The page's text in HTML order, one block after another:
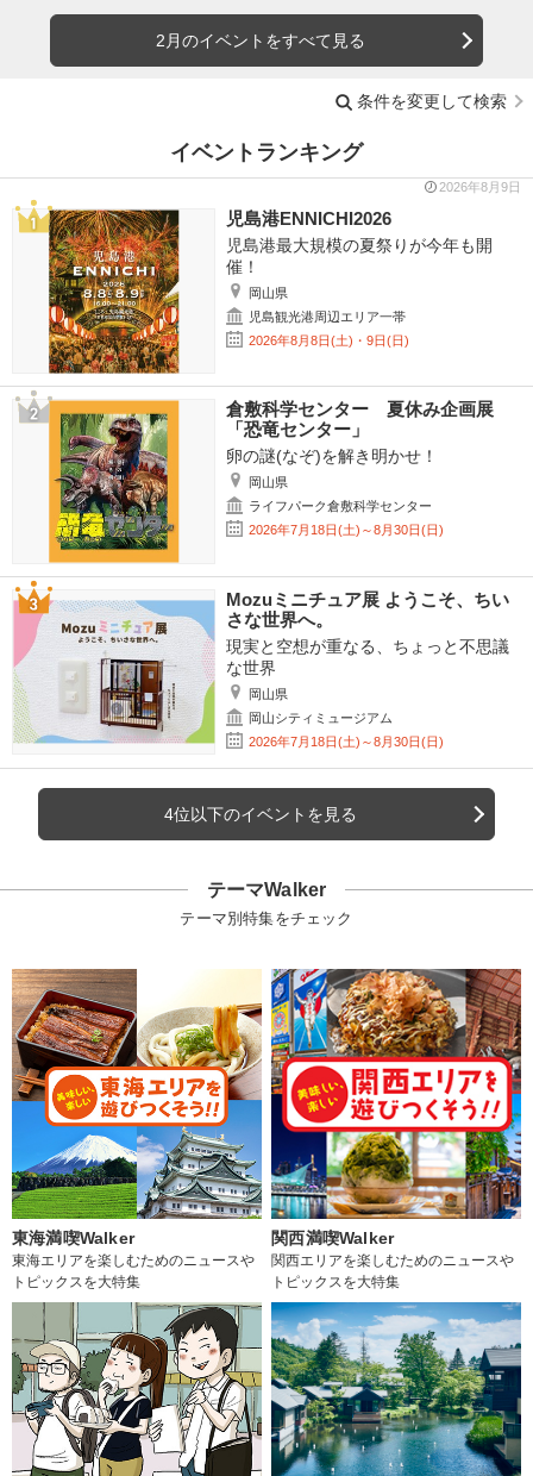
2月のイベントをすべて見る
条件を変更して検索
イベントランキング
2026年8月9日
児島港ENNICHI2026
児島港最大規模の夏祭りが今年も開
催！
岡山県
児島観光港周辺エリア一帯
2026年8月8日(土)・9日(日)
倉敷科学センター 夏休み企画展
「恐竜センター」
卵の謎(なぞ)を解き明かせ！
岡山県
ライフパーク倉敷科学センター
2026年7月18日(土)～8月30日(日)
Mozuミニチュア展 ようこそ、ちい
さな世界へ。
現実と空想が重なる、ちょっと不思議
な世界
岡山県
岡山シティミュージアム
2026年7月18日(土)～8月30日(日)
4位以下のイベントを見る
テーマWalker
テーマ別特集をチェック
東海満喫Walker
東海エリアを楽しむためのニュースや
トピックスを大特集
関西満喫Walker
関西エリアを楽しむためのニュースや
トピックスを大特集